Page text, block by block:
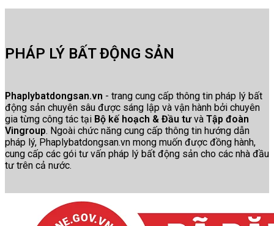
PHÁP LÝ BẤT ĐỘNG SẢN
Phaplybatdongsan.vn - trang cung cấp thông tin pháp lý bất
động sản chuyên sâu được sáng lập và vận hành bởi chuyên
gia từng công tác tại Bộ kế hoạch & Đầu tưvà Tập đoàn
Vingroup. Ngoài chức năng cung cấp thông tin hướng dẫn
pháp lý, Phaplybatdongsan.vn mong muốn được đồng hành,
cung cấp các gói tư vấn pháp lý bất động sản cho các nhà đầu
tư trên cả nước.